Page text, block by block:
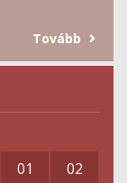
Tovább
01
02